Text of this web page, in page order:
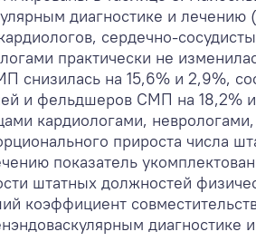
диагностике и
сердечно-
практически не
снизилась на 15,6% и 2,9%,
и фельдшеров СМП на 18,2% и
кардиологами,
прироста числа
показатель
штатных должностей
коэффициент
диагностике